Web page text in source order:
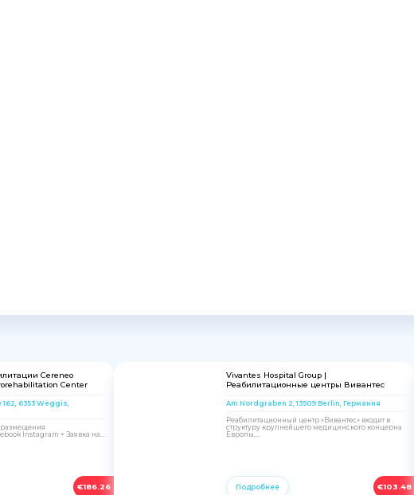
€186.26
Cereneo
Center
6353 Weggis,
размещения
Instagram × Заявка на...
€103.48
Vivantes Hospital Group |
Реабилитационные центры Вивантес
Am Nordgraben 2, 13509 Berlin, Германия
Реабилитационный центр «Вивантес» входит в
структуру крупнейшего медицинского концерна
Европы,...
Подробнее